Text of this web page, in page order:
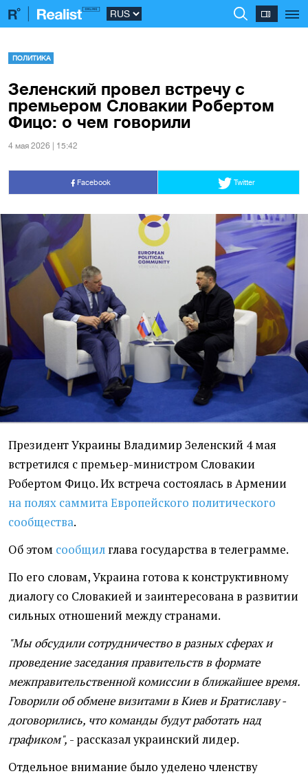
ПОЛИТИКА
Зеленский провел встречу с
премьером Словакии Робертом
Фицо: о чем говорили
4 мая 2026 | 15:42
Facebook Twitter
Президент Украины Владимир Зеленский 4 мая
встретился с премьер-министром Словакии
Робертом Фицо. Их встреча состоялась в Армении
на полях саммита Европейского политического
сообщества.
Об этом сообщил глава государства в телеграмме.
По его словам, Украина готова к конструктивному
диалогу со Словакией и заинтересована в развитии
сильных отношений между странами.
"Мы обсудили сотрудничество в разных сферах и
проведение заседания правительств в формате
межправительственной комиссии в ближайшее время.
Говорили об обмене визитами в Киев и Братиславу -
договорились, что команды будут работать над
графиком", - рассказал украинский лидер.
Отдельное внимание было уделено членству